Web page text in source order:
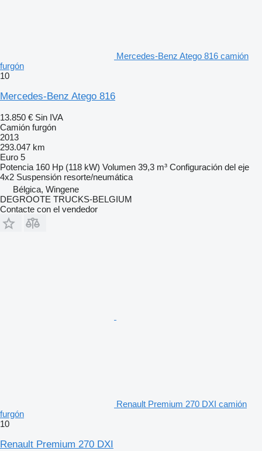
Mercedes-Benz Atego 816 camión
furgón
10
Mercedes-Benz Atego 816
13.850 € Sin IVA
Camión furgón
2013
293.047 km
Euro 5
Potencia 160 Hp (118 kW) Volumen 39,3 m³ Configuración del eje
4x2 Suspensión resorte/neumática
Bélgica, Wingene
DEGROOTE TRUCKS-BELGIUM
Contacte con el vendedor
Renault Premium 270 DXI camión
furgón
10
Renault Premium 270 DXI